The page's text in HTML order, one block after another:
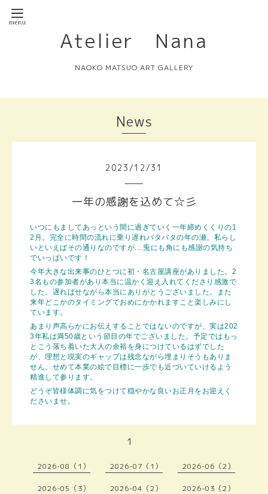
Atelier Nana
NAOKO MATSUO ART GALLERY
News
2023 /12 /31
一年の感謝を込めて☆彡
いつにもましてあっという間に過ぎていく一年締めくくりの1
2月。完全に時間の流れに乗り遅れバタバタの年の瀬。私らし
いといえばその通りなのですが....兎にも角にも感謝の気持ち
でいっぱいです！
今年大きな出来事のひとつに初・名古屋講座がありました。2
3名もの参加者があり本当に温かく迎え入れてくださり感激で
した。遅ればせながら本当にありがとうございました。また
来年どこかのタイミングでおめにかかれますこと楽しみにし
ています。
あまり声高らかにお伝えすることではないのですが、実は202
3年私は満50歳という節目の年でございました。予定ではもっ
とこう落ち着いた大人の余裕を身につけているはずでした
が、理想と現実のギャップは残念ながら埋まりそうもありま
せん。せめて本業の絵で目標に一歩でも近づいていけるよう
精進して参ります。
どうぞ皆様体調に気をつけて穏やかな良いお正月をお迎えく
ださ いませ。
1
2026-08（1） 2026-07（1） 2026-06（2）
2026-05（3） 2026-04（2） 2026-03（2）